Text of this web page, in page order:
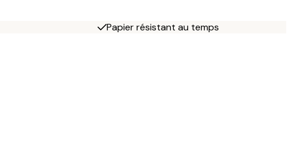
Papier résistant au temps